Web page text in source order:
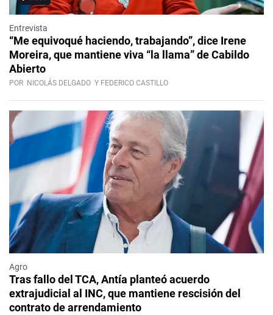
Entrevista
“Me equivoqué haciendo, trabajando”, dice Irene
Moreira, que mantiene viva “la llama” de Cabildo
Abierto
POR NICOLÁS DELGADO Y FEDERICO CASTILLO
Agro
Tras fallo del TCA, Antía planteó acuerdo
extrajudicial al INC, que mantiene rescisión del
contrato de arrendamiento